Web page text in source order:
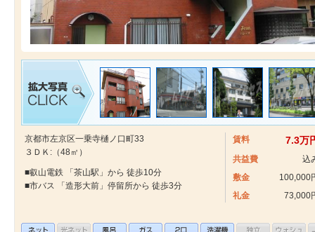
京都市左京区一乗寺樋ノ口町33
３ＤＫ:（48㎡）
■叡山電鉄 「茶山駅」から 徒歩10分
■市バス 「造形大前」停留所から 徒歩3分
賃料 7.3万
共益費
込
敷金
100,000
礼金
73,000